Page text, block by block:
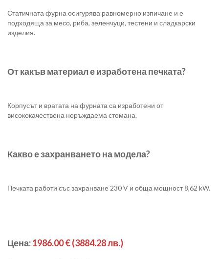
Статичната фурна осигурява равномерно изпичане и е
подходяща за месо, риба, зеленчуци, тестени и сладкарски
изделия.
От какъв материал е изработена печката?
Корпусът и вратата на фурната са изработени от
висококачествена неръждаема стомана.
Какво е захранването на модела?
Печката работи със захранване 230 V и обща мощност 8,62 kW.
Цена:1986.00 €(3884.28 лв.)